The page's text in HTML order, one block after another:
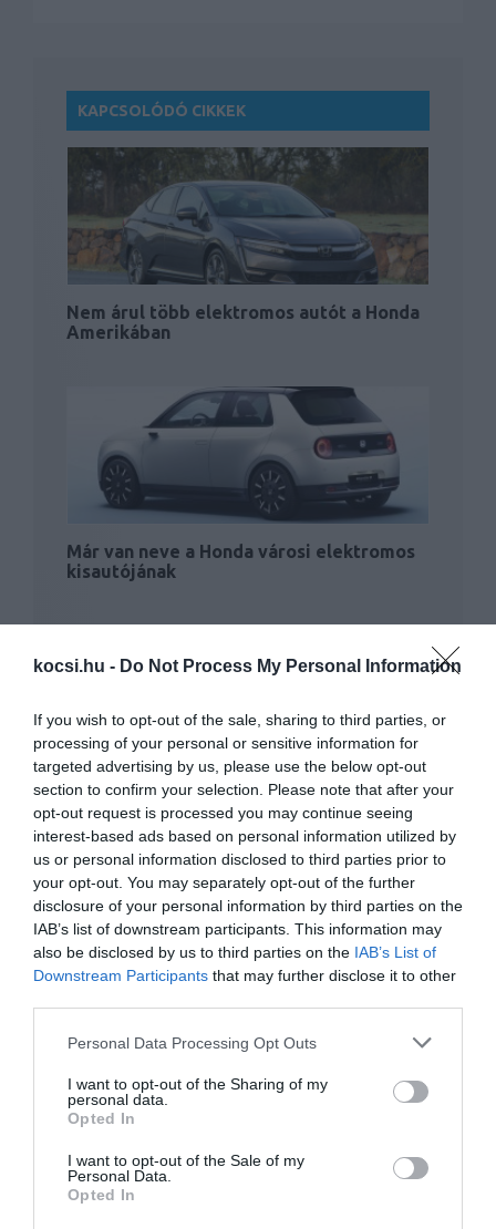
kocsi.hu - Do Not Process My Personal Information
If you wish to opt-out of the sale, sharing to third parties, or
processing of your personal or sensitive information for
targeted advertising by us, please use the below opt-out
section to confirm your selection. Please note that after your
opt-out request is processed you may continue seeing
interest-based ads based on personal information utilized by
us or personal information disclosed to third parties prior to
your opt-out. You may separately opt-out of the further
disclosure of your personal information by third parties on the
IAB’s list of downstream participants. This information may
also be disclosed by us to third parties on the IAB’s List of
Downstream Participants that may further disclose it to other
Please note that this website/app uses one or more Google
not limited to your visit or usage behaviour. You may click to
grant or deny consent to Google and its third-party tags to
use your data for below specified purposes in below Google
consent section.
Personal Data Processing Opt Outs
I want to opt-out of the Sharing of my
personal data.
Opted In
I want to opt-out of the Sale of my
Personal Data.
Opted In
KAPCSOLÓDÓ CIKKEK
Nem árul több elektromos autót a Honda
Amerikában
Már van neve a Honda városi elektromos
kisautójának
Még idén bemutatkozik a Honda első
elektromos sportkocsija
megy a Honda…